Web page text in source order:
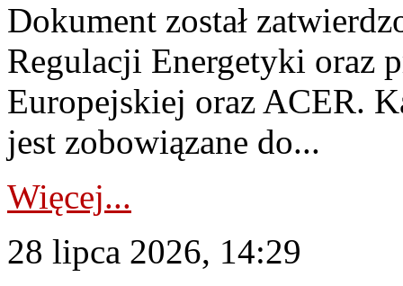
Dokument został
Regulacji Energetyki oraz
Europejskiej oraz ACER.
jest zobowiązane do...
Więcej...
28 lipca 2026, 14:29